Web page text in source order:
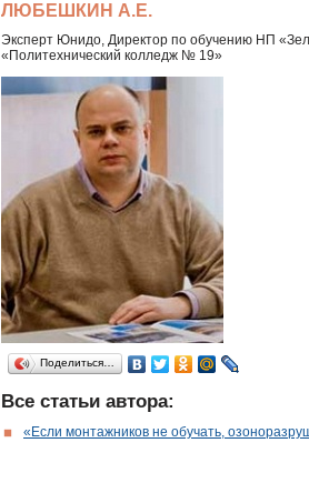
ЛЮБЕШКИН А.Е.
Эксперт Юнидо, Директор по обучению НП
«Политехнический колледж № 19»
Поделиться…
Все статьи автора:
«Если монтажников не обучать,